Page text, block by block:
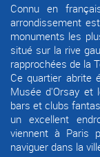
Connu en
arrondissement
monuments les
situé sur la rive
rapprochées de la
Ce quartier abrite
Musée d'Orsay et
bars et clubs
un excellent
viennent à Paris
naviguer dans la